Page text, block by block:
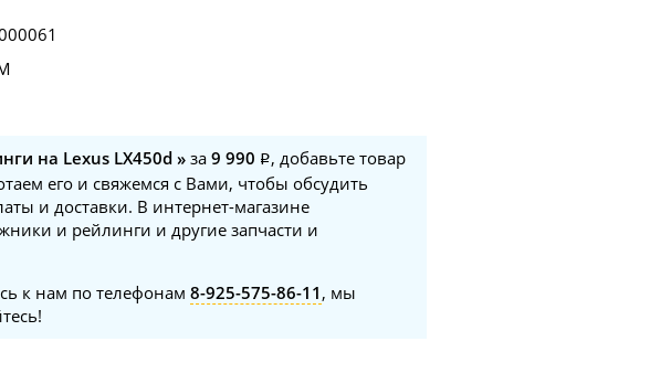
на Lexus LX450d » за 9 990
, добавьте товар
его и свяжемся с Вами, чтобы обсудить
и доставки. В интернет-магазине
и рейлинги и другие запчасти и
к нам по телефонам 8-925-575-86-11 , мы